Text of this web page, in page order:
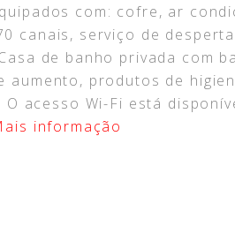
com: cofre, ar
canais, serviço de
de banho privada com
aumento, produtos de
O acesso Wi-Fi está
informação